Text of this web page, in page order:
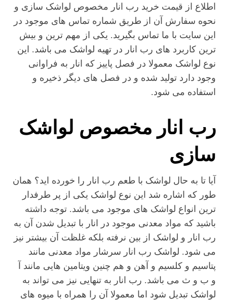
اطلاع از قیمت خرید رب انار مخصوص لواشک سازی و
نحوه سفارش آن از طریق شماره تماس های موجود در
این سایت با ما تماس بگیرید. یکی از مهم ترین و بیش
ترین کاربرد های رب انار در تهیه لواشک می باشد. این
نوع لواشک معمولا در فصل پاییز که انار به فراوانی
وجود دارد تولید شده و در فصل های دیگر ذخیره و
استفاده می شود.
رب انار مخصوص لواشک
سازی
آیا تا به حال لواشک با طعم رب انار را خورده اید؟ همان
طور که اشاره شد این نوع لواشک یکی از پر طرفدار
ترین انواع لواشک های موجود می باشد. توجه داشته
باشید که مواد معدنی موجود در انار با تبدیل شدن آن به
رب انار و لواشک از بین نرفته بلکه غلظت آن بیشتر نیز
می شود. لواشک رب انار سرشار مواد معدنی مانند
پتاسیم و کلسیم و آهن و هم چنین ویتامین هایی مانند آ
و ب و ث می باشد. رب انار به تنهایی نیز می تواند به
لواشک تبدیل شود اما معمولا آن را همراه با میوه های